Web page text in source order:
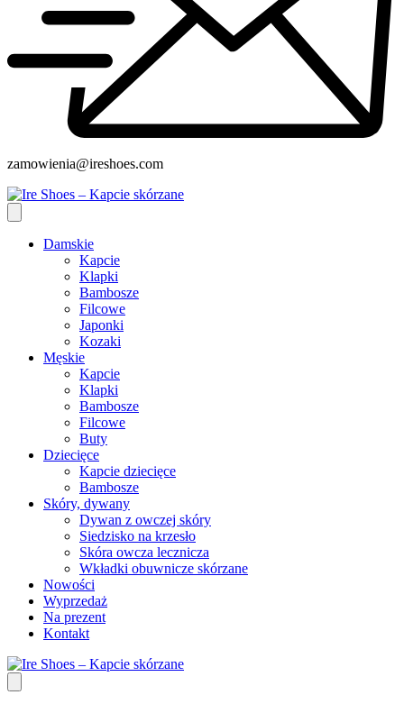
zamowienia@ireshoes.com
Damskie
Kapcie
Klapki
Bambosze
Filcowe
Japonki
Kozaki
Męskie
Kapcie
Klapki
Bambosze
Filcowe
Buty
Dziecięce
Kapcie dziecięce
Bambosze
Skóry, dywany
Dywan z owczej skóry
Siedzisko na krzesło
Skóra owcza lecznicza
Wkładki obuwnicze skórzane
Nowości
Wyprzedaż
Na prezent
Kontakt